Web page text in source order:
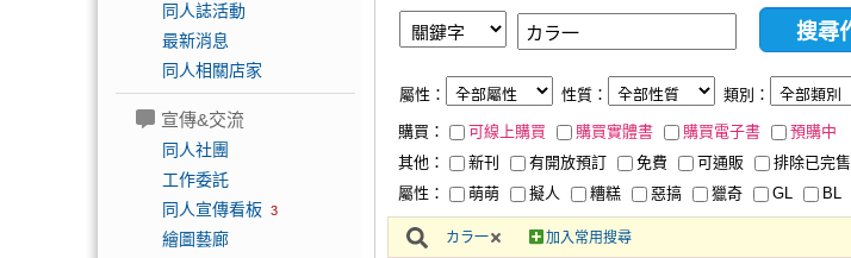
同人誌活動
最新消息
同人相關店家
宣傳&交流
同人社團
工作委託
同人宣傳看板 3
繪圖藝廊
屬性： 性質： 類別：
購買： 可線上購買 購買實體書 購買電子書
預購中
其他：
新刊 有開放預訂 免費 可通販
排除已完售
屬性：
萌萌 擬人 糟糕 惡搞 獵奇 GL BL
カラ一 加入常用搜尋